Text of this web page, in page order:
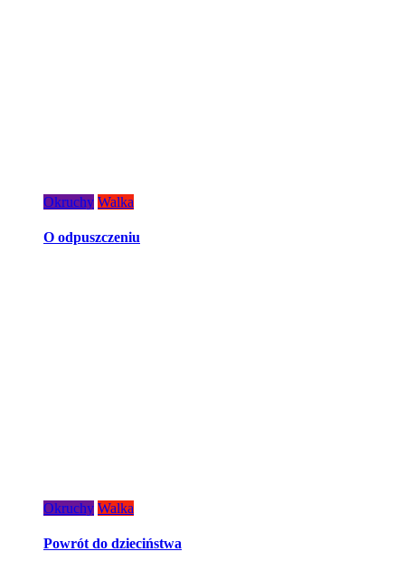
Okruchy Walka
O odpuszczeniu
Okruchy Walka
Powrót do dzieciństwa